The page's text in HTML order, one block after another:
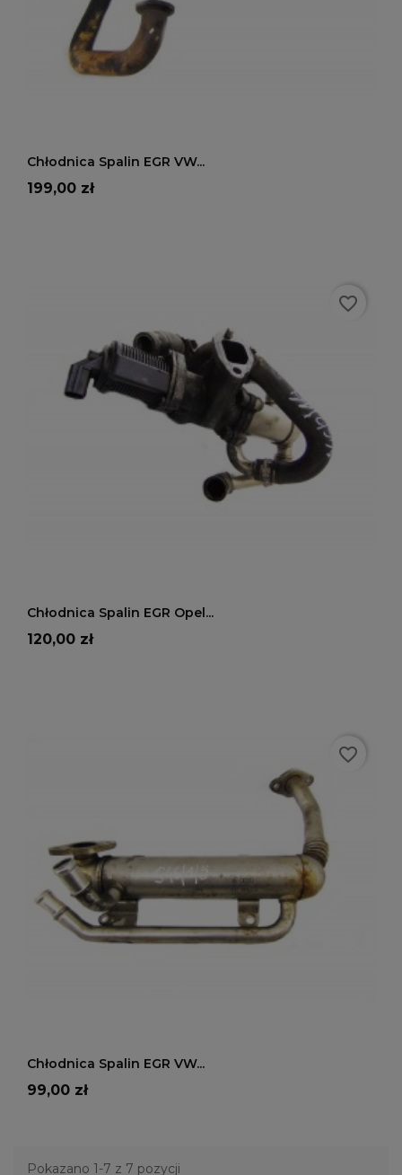
Chłodnica Spalin EGR VW...
Cena
199,00 zł
Chłodnica Spalin EGR Opel...
Cena
120,00 zł
favorite_border
Chłodnica Spalin EGR VW...
Cena
99,00 zł
favorite_border
Pokazano 1-7 z 7 pozycji